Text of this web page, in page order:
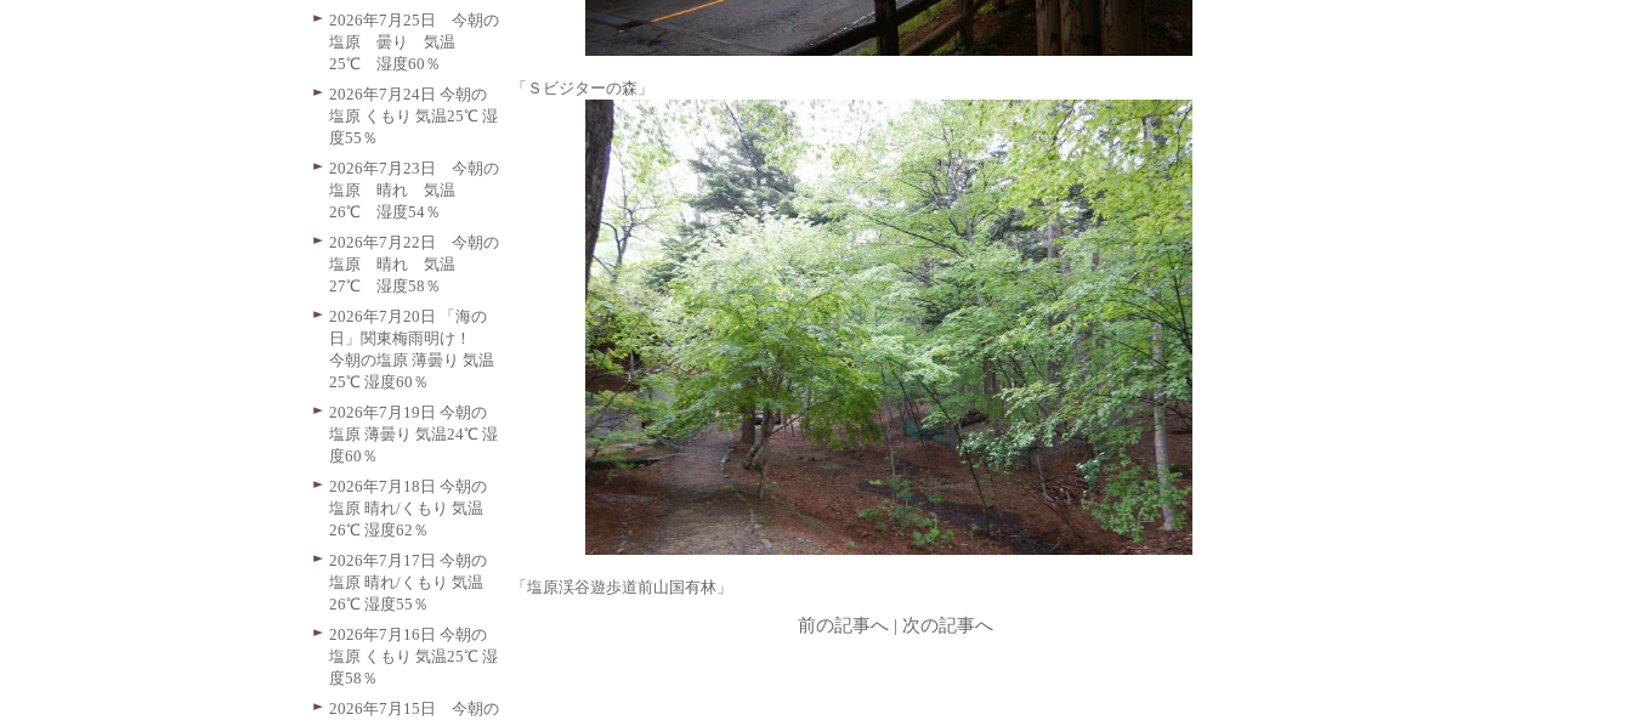
「Ｓビジターの森」
「塩原渓谷遊歩道前山国有林」
前の記事へ| 次の記事へ
2026年7月25日 今朝の
塩原 曇り 気温
25℃ 湿度60％
2026年7月24日 今朝の
塩原 くもり 気温25℃ 湿
度55％
2026年7月23日 今朝の
塩原 晴れ 気温
26℃ 湿度54％
2026年7月22日 今朝の
塩原 晴れ 気温
27℃ 湿度58％
2026年7月20日 「海の
日」関東梅雨明け！
今朝の塩原 薄曇り 気温
25℃ 湿度60％
2026年7月19日 今朝の
塩原 薄曇り 気温24℃ 湿
度60％
2026年7月18日 今朝の
塩原 晴れ/くもり 気温
26℃ 湿度62％
2026年7月17日 今朝の
塩原 晴れ/くもり 気温
26℃ 湿度55％
2026年7月16日 今朝の
塩原 くもり 気温25℃ 湿
度58％
2026年7月15日 今朝の